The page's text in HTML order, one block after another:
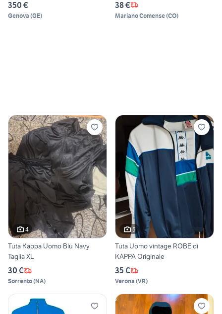
350 €
Genova (GE)
38 €
Mariano Comense(CO)
4
Tuta Kappa Uomo Blu Navy
Taglia XL
30 €
Sorrento(NA)
5
Tuta Uomo vintage ROBE di
KAPPA Originale
35 €
Verona (VR)